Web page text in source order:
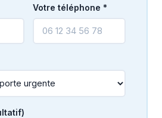
Votre téléphone *